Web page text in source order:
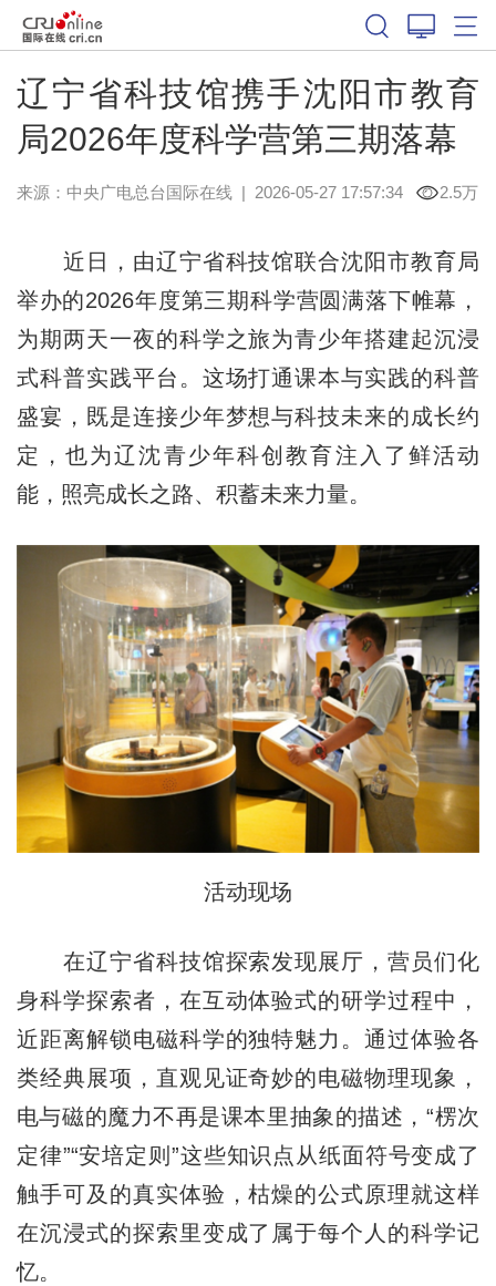
辽宁省科技馆携手沈阳市教育
局2026年度科学营第三期落幕
来源：中央广电总台国际在线| 2026-05-27 17:57:34 2.5万
近日，由辽宁省科技馆联合沈阳市教育局
举办的2026年度第三期科学营圆满落下帷幕，
为期两天一夜的科学之旅为青少年搭建起沉浸
式科普实践平台。这场打通课本与实践的科普
盛宴，既是连接少年梦想与科技未来的成长约
定，也为辽沈青少年科创教育注入了鲜活动
能，照亮成长之路、积蓄未来力量。
活动现场
在辽宁省科技馆探索发现展厅，营员们化
身科学探索者，在互动体验式的研学过程中，
近距离解锁电磁科学的独特魅力。通过体验各
类经典展项，直观见证奇妙的电磁物理现象，
电与磁的魔力不再是课本里抽象的描述，“楞次
定律”“安培定则”这些知识点从纸面符号变成了
触手可及的真实体验，枯燥的公式原理就这样
在沉浸式的探索里变成了属于每个人的科学记
忆。